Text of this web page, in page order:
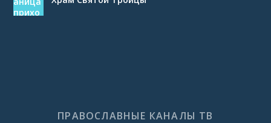
ПРАВОСЛАВНЫЕ КАНАЛЫ ТВ